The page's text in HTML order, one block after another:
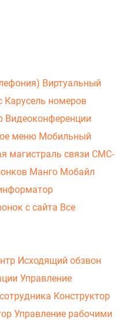
Виртуальный
Карусель номеров
Видеоконференции
меню Мобильный
магистраль связи СМС-
Манго Мобайл
с сайта Все
Исходящий обзвон
Управление
Конструктор
Управление рабочими